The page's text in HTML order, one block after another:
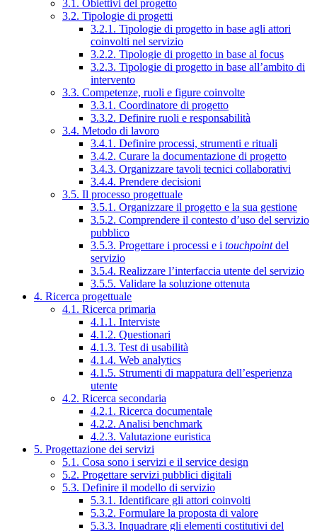
3.1. Obiettivi del progetto
3.2. Tipologie di progetti
3.2.1. Tipologie di progetto in base agli attori
coinvolti nel servizio
3.2.2. Tipologie di progetto in base al focus
3.2.3. Tipologie di progetto in base all’ambito di
intervento
3.3. Competenze, ruoli e figure coinvolte
3.3.1. Coordinatore di progetto
3.3.2. Definire ruoli e responsabilità
3.4. Metodo di lavoro
3.4.1. Definire processi, strumenti e rituali
3.4.2. Curare la documentazione di progetto
3.4.3. Organizzare tavoli tecnici collaborativi
3.4.4. Prendere decisioni
3.5. Il processo progettuale
3.5.1. Organizzare il progetto e la sua gestione
3.5.2. Comprendere il contesto d’uso del servizio
pubblico
3.5.3. Progettare i processi e i touchpointdel
servizio
3.5.4. Realizzare l’interfaccia utente del servizio
3.5.5. Validare la soluzione ottenuta
4. Ricerca progettuale
4.1. Ricerca primaria
4.1.1. Interviste
4.1.2. Questionari
4.1.3. Test di usabilità
4.1.4. Web analytics
4.1.5. Strumenti di mappatura dell’esperienza
utente
4.2. Ricerca secondaria
4.2.1. Ricerca documentale
4.2.2. Analisi benchmark
4.2.3. Valutazione euristica
5. Progettazione dei servizi
5.1. Cosa sono i servizi e il service design
5.2. Progettare servizi pubblici digitali
5.3. Definire il modello di servizio
5.3.1. Identificare gli attori coinvolti
5.3.2. Formulare la proposta di valore
5.3.3. Inquadrare gli elementi costitutivi del